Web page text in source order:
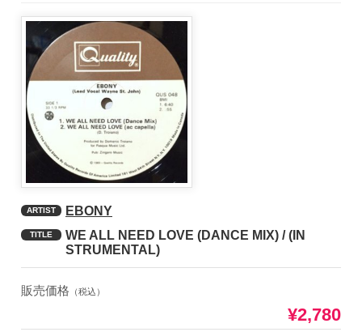
ARTIST EBONY
TITLE
WE ALL NEED LOVE (DANCE MIX) / (IN
STRUMENTAL)
販売価格 （税込）
¥2,780